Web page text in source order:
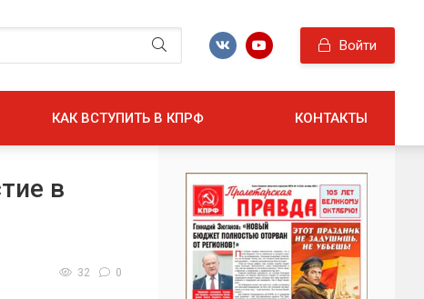
Войти
КАК ВСТУПИТЬ В КПРФ КОНТАКТЫ
в
32 0